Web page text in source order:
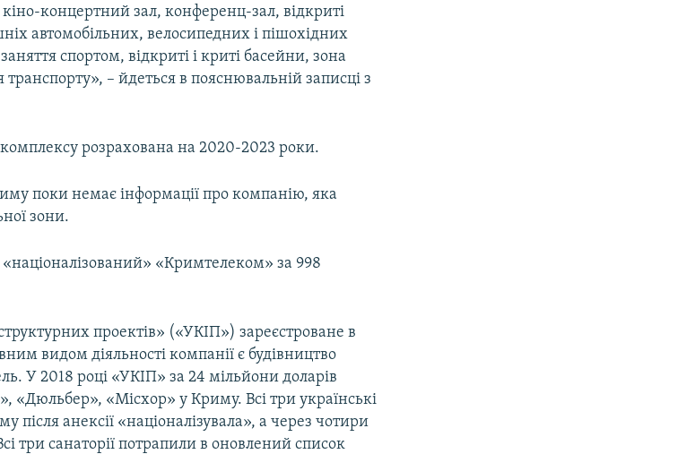
кіно-концертний зал, конференц-зал, відкриті
автомобільних, велосипедних і пішохідних
спортом, відкриті і криті басейни, зона
– йдеться в пояснювальній записці з
комплексу розрахована на 2020-2023 роки.
поки немає інформації про компанію, яка
зони.
«Кримтелеком» за 998
проектів» («УКІП») зареєстроване в
видом діяльності компанії є будівництво
У 2018 році «УКІП» за 24 мільйони доларів
«Дюльбер», «Місхор» у Криму. Всі три українські
після анексії «націоналізувала», а через чотири
три санаторії потрапили в оновлений список